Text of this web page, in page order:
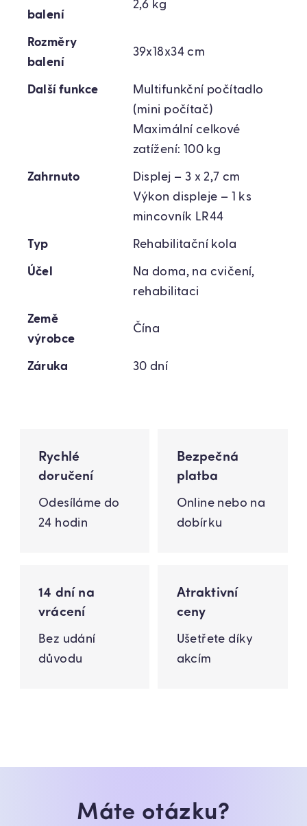
balení
2,6 kg
Rozměry
balení
39x18x34 cm
Další funkce
Multifunkční počítadlo
(mini počítač)
Maximální celkové
zatížení: 100 kg
Zahrnuto
Displej – 3 x 2,7 cm
Výkon displeje – 1 ks
mincovník LR44
Typ Rehabilitační kola
Účel
Na doma, na cvičení,
rehabilitaci
Země
výrobce
Čína
Záruka 30 dní
Rychlé
doručení
Odesíláme do
24 hodin
Bezpečná
platba
Online nebo na
dobírku
14 dní na
vrácení
Bez udání
důvodu
Atraktivní
ceny
Ušetřete díky
akcím
Máte otázku?